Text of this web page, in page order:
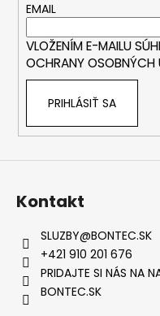
EMAIL
VLOŽENÍM E-MAILU
OCHRANY
PRIHLÁSIŤ SA
Kontakt
SLUZBY@BONTEC.SK
+421 910 201 676
PRIDAJTE SI NÁS NA
BONTEC.SK